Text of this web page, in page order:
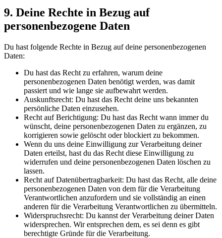
9. Deine Rechte in Bezug auf
personenbezogene Daten
Du hast folgende Rechte in Bezug auf deine personenbezogenen
Daten:
Du hast das Recht zu erfahren, warum deine
personenbezogenen Daten benötigt werden, was damit
passiert und wie lange sie aufbewahrt werden.
Auskunftsrecht: Du hast das Recht deine uns bekannten
persönliche Daten einzusehen.
Recht auf Berichtigung: Du hast das Recht wann immer du
wünscht, deine personenbezogenen Daten zu ergänzen, zu
korrigieren sowie gelöscht oder blockiert zu bekommen.
Wenn du uns deine Einwilligung zur Verarbeitung deiner
Daten erteilst, hast du das Recht diese Einwilligung zu
widerrufen und deine personenbezogenen Daten löschen zu
lassen.
Recht auf Datenübertragbarkeit: Du hast das Recht, alle deine
personenbezogenen Daten von dem für die Verarbeitung
Verantwortlichen anzufordern und sie vollständig an einen
anderen für die Verarbeitung Verantwortlichen zu übermitteln.
Widerspruchsrecht: Du kannst der Verarbeitung deiner Daten
widersprechen. Wir entsprechen dem, es sei denn es gibt
berechtigte Gründe für die Verarbeitung.